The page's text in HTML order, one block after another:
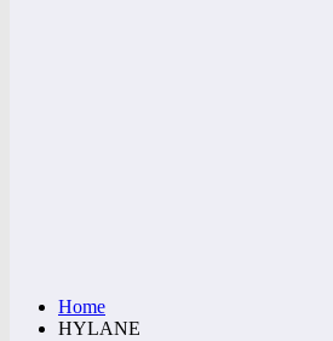
Home
HYLANE